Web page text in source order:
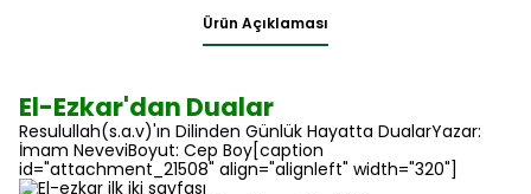
Ürün Açıklaması
El-Ezkar'dan Dualar
Resulullah(s.a.v)'ın Dilinden Günlük Hayatta DualarYazar:
İmam NeveviBoyut: Cep Boy[caption
id="attachment_21508" align="alignleft" width="320"]